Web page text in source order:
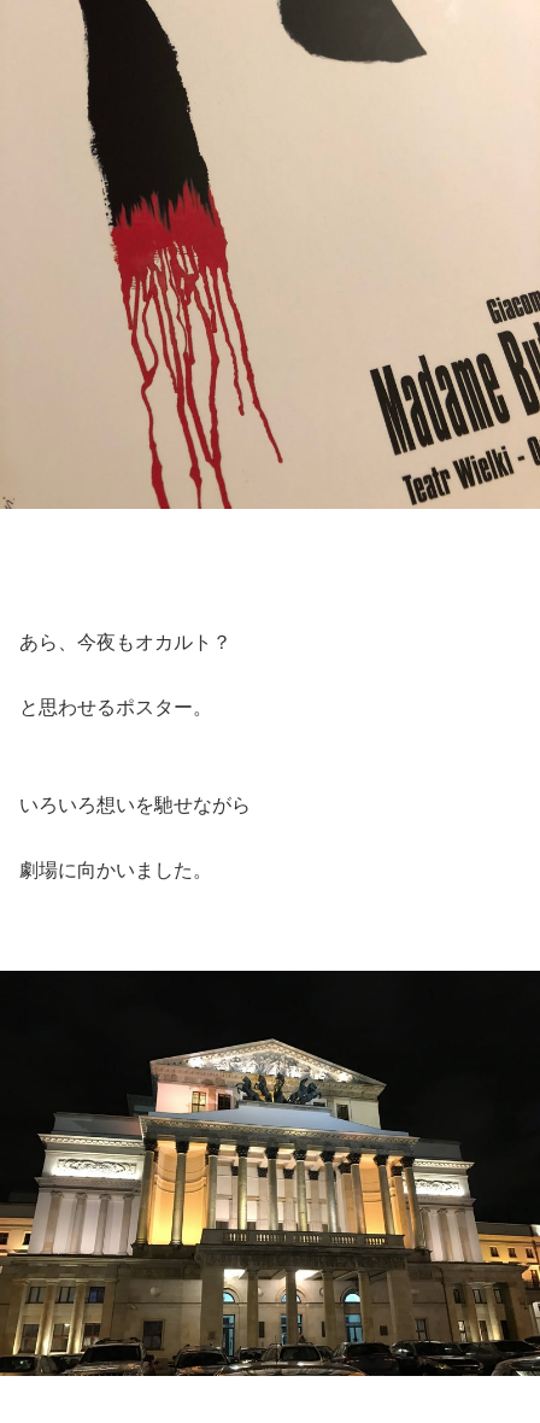
あら、今夜もオカルト？
と思わせるポスター。
いろいろ想いを馳せながら
劇場に向かいました。